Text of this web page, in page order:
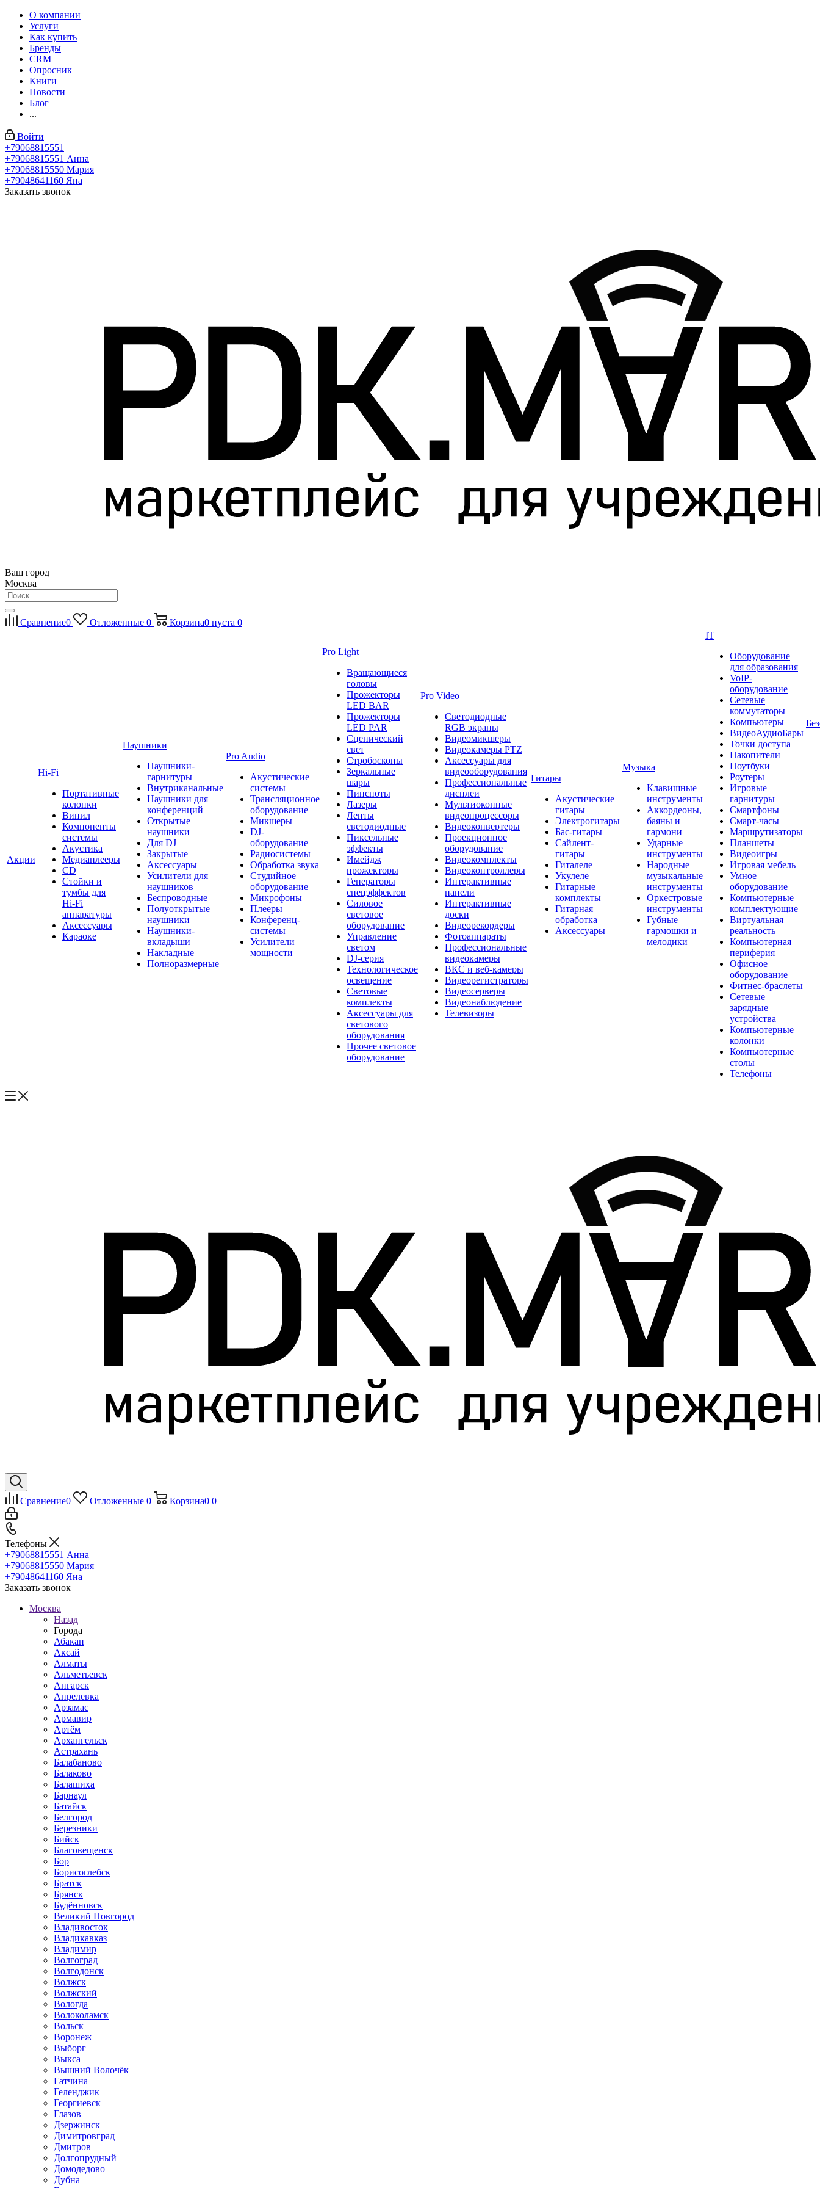
О компании
Услуги
Как купить
Бренды
CRM
Опросник
Книги
Новости
Блог
...
Войти
+79068815551
+79068815551 Анна
+79068815550 Мария
+79048641160 Яна
Заказать звонок
Ваш город
Москва
Сравнение0 Отложенные 0 Корзина0 пуста 0
Акции
Hi-Fi
Портативные
колонки
Винил
Компоненты
системы
Акустика
Медиаплееры
CD
Стойки и
тумбы для
Hi-Fi
аппаратуры
Аксессуары
Караоке
Наушники
Наушники-
гарнитуры
Внутриканальные
Наушники для
конференций
Открытые
наушники
Для DJ
Закрытые
Аксессуары
Усилители для
наушников
Беспроводные
Полуоткрытые
наушники
Наушники-
вкладыши
Накладные
Полноразмерные
Pro Audio
Акустические
системы
Трансляционное
оборудование
Микшеры
DJ-
оборудование
Радиосистемы
Обработка звука
Студийное
оборудование
Микрофоны
Плееры
Конференц-
системы
Усилители
мощности
Pro Light
Вращающиеся
головы
Прожекторы
LED BAR
Прожекторы
LED PAR
Сценический
свет
Стробоскопы
Зеркальные
шары
Пинспоты
Лазеры
Ленты
светодиодные
Пиксельные
эффекты
Имейдж
прожекторы
Генераторы
спецэффектов
Силовое
световое
оборудование
Управление
светом
DJ-серия
Технологическое
освещение
Световые
комплекты
Аксессуары для
светового
оборудования
Прочее световое
оборудование
Pro Video
Светодиодные
RGB экраны
Видеомикшеры
Видеокамеры PTZ
Аксессуары для
видеооборудования
Профессиональные
дисплеи
Мультиоконные
видеопроцессоры
Видеоконвертеры
Проекционное
оборудование
Видеокомплекты
Видеоконтроллеры
Интерактивные
панели
Интерактивные
доски
Видеорекордеры
Фотоаппараты
Профессиональные
видеокамеры
ВКС и веб-камеры
Видеорегистраторы
Видеосерверы
Видеонаблюдение
Телевизоры
Гитары
Акустические
гитары
Электрогитары
Бас-гитары
Сайлент-
гитары
Гиталеле
Укулеле
Гитарные
комплекты
Гитарная
обработка
Аксессуары
Музыка
Клавишные
инструменты
Аккордеоны,
баяны и
гармони
Ударные
инструменты
Народные
музыкальные
инструменты
Оркестровые
инструменты
Губные
гармошки и
мелодики
IT
Оборудование
для образования
VoIP-
оборудование
Сетевые
коммутаторы
Компьютеры
ВидеоАудиоБары
Точки доступа
Накопители
Ноутбуки
Роутеры
Игровые
гарнитуры
Смартфоны
Смарт-часы
Маршрутизаторы
Планшеты
Видеоигры
Игровая мебель
Умное
оборудование
Компьютерные
комплектующие
Виртуальная
реальность
Компьютерная
периферия
Офисное
оборудование
Фитнес-браслеты
Сетевые
зарядные
устройства
Компьютерные
колонки
Компьютерные
столы
Телефоны
Сравнение0 Отложенные 0 Корзина0 0
Телефоны
+79068815551 Анна
+79068815550 Мария
+79048641160 Яна
Заказать звонок
Москва
Назад
Города
Абакан
Аксай
Алматы
Альметьевск
Ангарск
Апрелевка
Арзамас
Армавир
Артём
Архангельск
Астрахань
Балабаново
Балаково
Балашиха
Барнаул
Батайск
Белгород
Березники
Бийск
Благовещенск
Бор
Борисоглебск
Братск
Брянск
Будённовск
Великий Новгород
Владивосток
Владикавказ
Владимир
Волгоград
Волгодонск
Волжск
Волжский
Вологда
Волоколамск
Вольск
Воронеж
Выборг
Выкса
Вышний Волочёк
Гатчина
Геленджик
Георгиевск
Глазов
Дзержинск
Димитровград
Дмитров
Долгопрудный
Домодедово
Дубна